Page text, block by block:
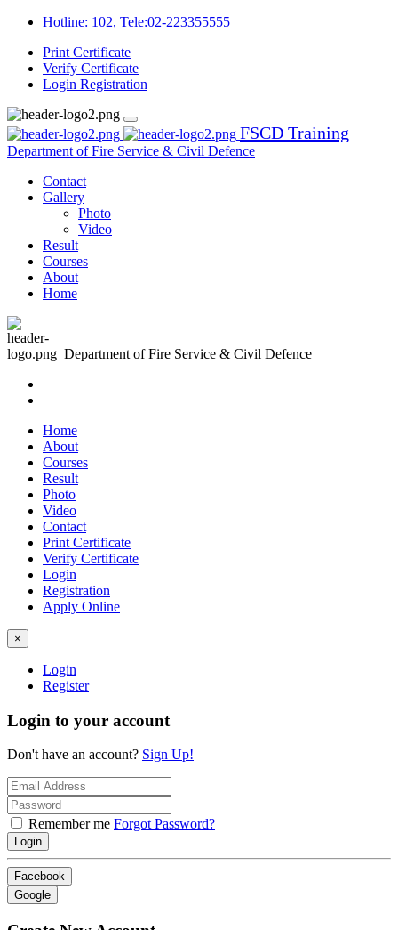
Hotline: 102, Tele:02-223355555
Print Certificate
Verify Certificate
Login Registration
FSCD Training
Department of Fire Service & Civil Defence
Contact
Gallery
Photo
Video
Result
Courses
About
Home
Department of Fire Service & Civil Defence
Home
About
Courses
Result
Photo
Video
Contact
Print Certificate
Verify Certificate
Login
Registration
Apply Online
×
Login
Register
Login to your account
Don't have an account? Sign Up!
Remember me Forgot Password?
Login
Facebook
Google